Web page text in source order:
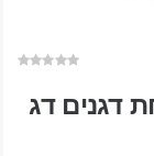
דגנים דג